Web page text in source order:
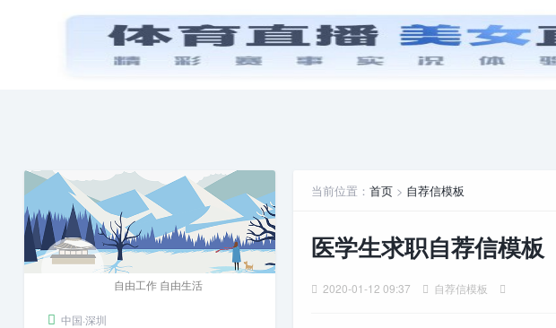
PPT模板 娱乐八卦 安卓游戏 游戏攻略 电脑游戏
当前位置： 首页> 自荐信模板
医学生求职自荐信模板
2020-01-12 09:37 自荐信模板
自由工作 自由生活
中国·深圳